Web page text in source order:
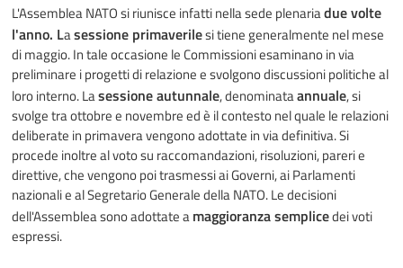
L'Assemblea NATO si riunisce infatti nella sede plenariadue volte
l'anno. Lasessione primaverilesi tiene generalmente nel mese
di maggio. In tale occasione le Commissioni esaminano in via
preliminare i progetti di relazione e svolgono discussioni politiche al
loro interno. Lasessione autunnale, denominataannuale, si
svolge tra ottobre e novembre ed è il contesto nel quale le relazioni
deliberate in primavera vengono adottate in via definitiva. Si
procede inoltre al voto su raccomandazioni, risoluzioni, pareri e
direttive, che vengono poi trasmessi ai Governi, ai Parlamenti
nazionali e al Segretario Generale della NATO. Le decisioni
dell'Assemblea sono adottate amaggioranza semplicedei voti
espressi.